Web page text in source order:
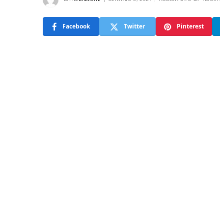
Facebook Twitter Pinterest